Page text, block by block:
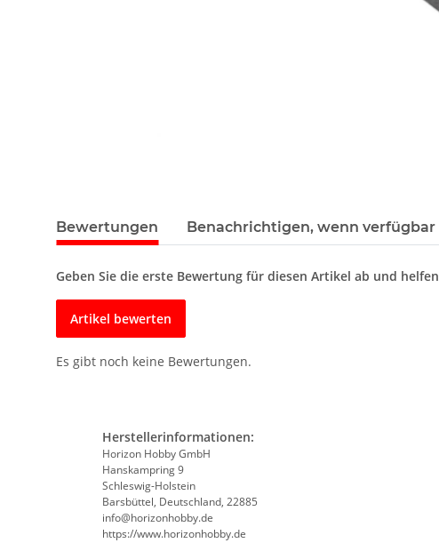
Bewertungen Benachrichtigen, wenn verfügbar
Geben Sie die erste Bewertung für diesen Artikel ab und
Artikel bewerten
Es gibt noch keine Bewertungen.
Herstellerinformationen:
Horizon Hobby GmbH
Hanskampring 9
Schleswig-Holstein
Barsbüttel, Deutschland, 22885
info@horizonhobby.de
https://www.horizonhobby.de